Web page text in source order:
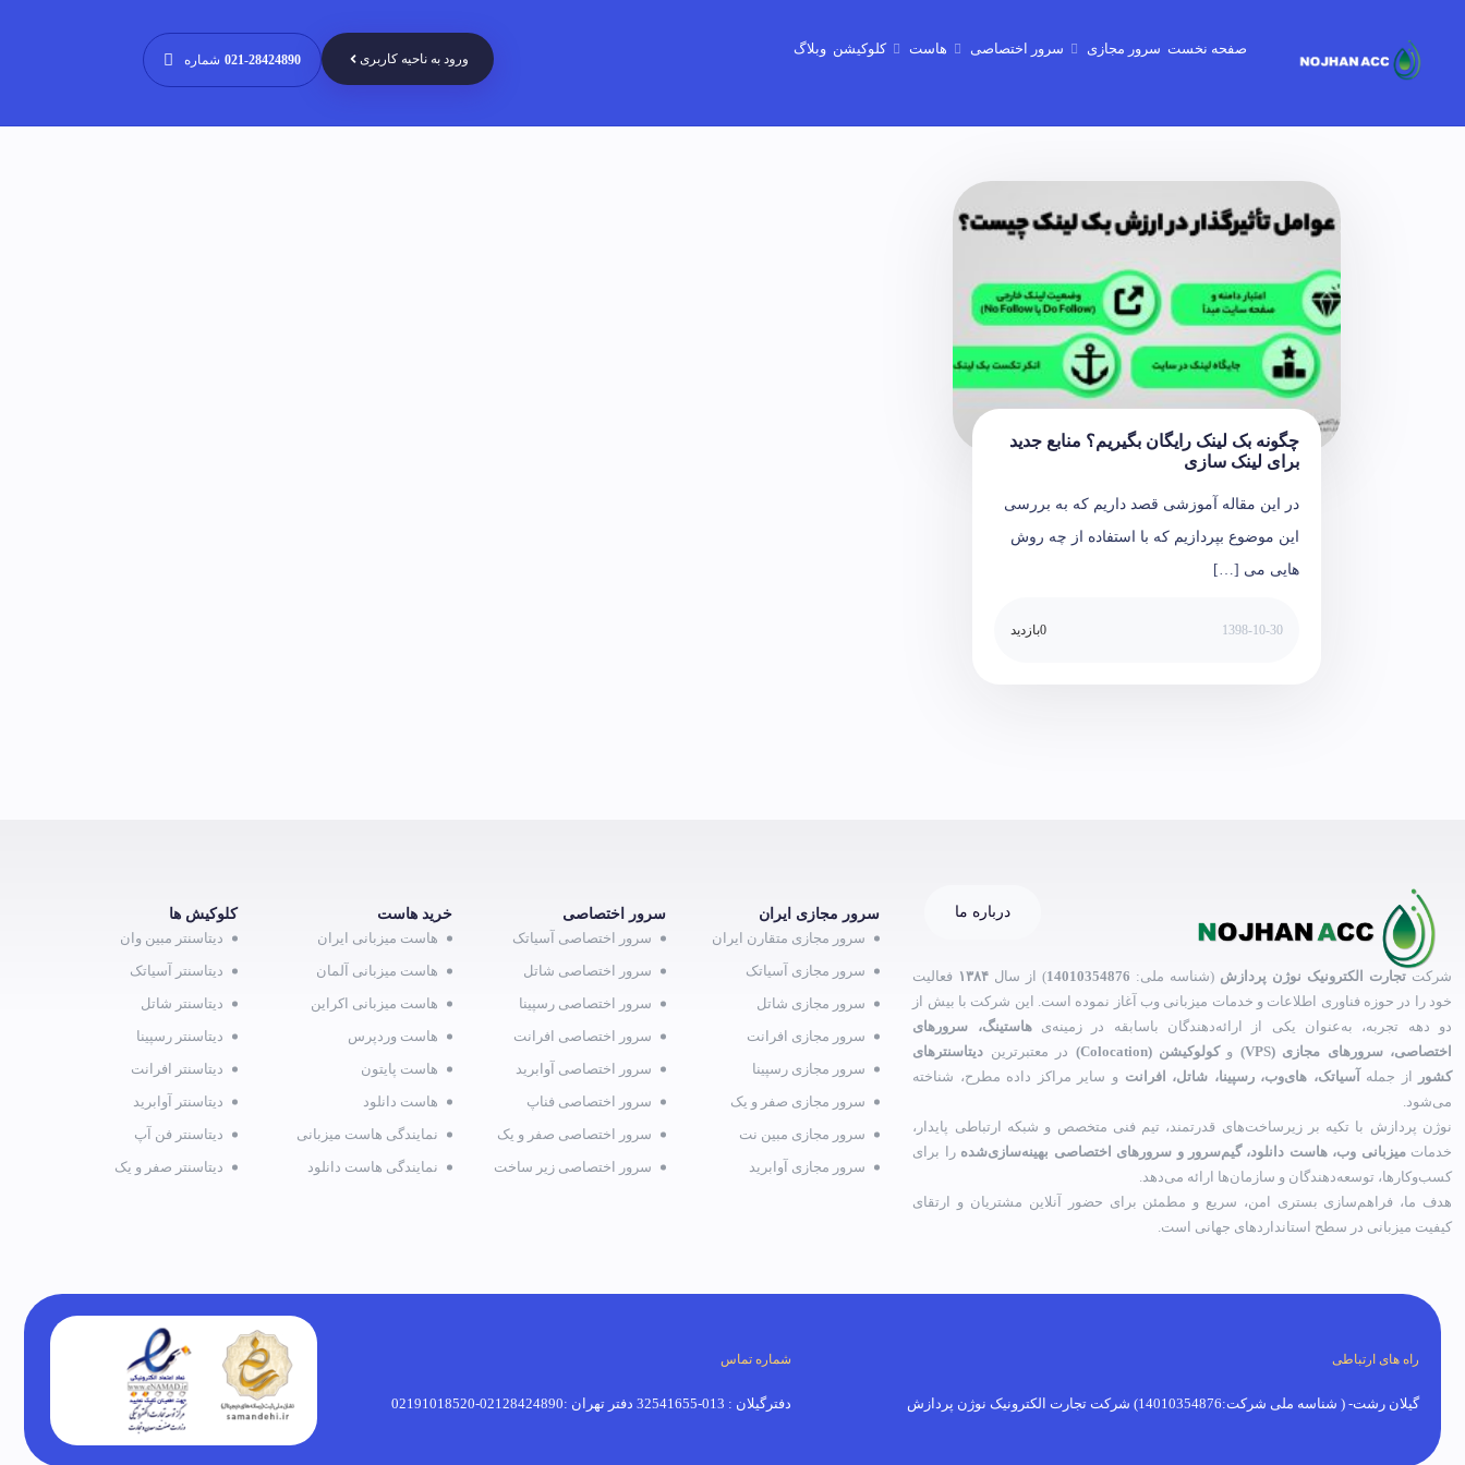
صفحه نخست سرور مجازی سرور اختصاصی هاست کلوکیشن وبلاگ
شماره 021-28424890 ورود به ناحیه کاربری
چگونه بک لینک رایگان بگیریم؟ منابع جدید
برای لینک سازی
در این مقاله آموزشی قصد داریم که به بررسی
این موضوع بپردازیم که با استفاده از چه روش
هایی می […]
1398-10-30
0بازدید
درباره ما
شرکت تجارت الکترونیک نوژن پردازش (شناسه ملی: 14010354876) از سال ۱۳۸۴ فعالیت
خود را در حوزه فناوری اطلاعات و خدمات میزبانی وب آغاز نموده است. این شرکت با بیش از
دو دهه تجربه، به‌عنوان یکی از ارائه‌دهندگان باسابقه در زمینه‌یهاستینگ، سرورهای
اختصاصی، سرورهای مجازی (VPS)
وکولوکیشن (Colocation) در معتبرترین دیتاسنترهای
کشور
از جمله آسیاتک، های‌وب، رسپینا، شاتل، افرانت و سایر مراکز داده مطرح، شناخته
می‌شود.
نوژن پردازش با تکیه بر زیرساخت‌های قدرتمند، تیم فنی متخصص و شبکه ارتباطی پایدار،
خدماتمیزبانی وب، هاست دانلود، گیم‌سرور و سرورهای اختصاصی بهینه‌سازی‌شده را برای
کسب‌وکارها، توسعه‌دهندگان و سازمان‌ها ارائه می‌دهد.
هدف ما، فراهم‌سازی بستری امن، سریع و مطمئن برای حضور آنلاین مشتریان و ارتقای
کیفیت میزبانی در سطح استانداردهای جهانی است.
سرور مجازی ایران
سرور مجازی متقارن ایران
سرور مجازی آسیاتک
سرور مجازی شاتل
سرور مجازی افرانت
سرور مجازی رسپینا
سرور مجازی صفر و یک
سرور مجازی مبین نت
سرور مجازی آوابرید
سرور اختصاصی
سرور اختصاصی آسیاتک
سرور اختصاصی شاتل
سرور اختصاصی رسپینا
سرور اختصاصی افرانت
سرور اختصاصی آوابرید
سرور اختصاصی فناپ
سرور اختصاصی صفر و یک
سرور اختصاصی زیر ساخت
خرید هاست
هاست میزبانی ایران
هاست میزبانی آلمان
هاست میزبانی اکراین
هاست وردپرس
هاست پایتون
هاست دانلود
نمایندگی هاست میزبانی
نمایندگی هاست دانلود
کلوکیش ها
دیتاسنتر مبین وان
دیتاسنتر آسیاتک
دیتاسنتر شاتل
دیتاسنتر رسپینا
دیتاسنتر افرانت
دیتاسنتر آوابرید
دیتاسنتر فن آپ
دیتاسنتر صفر و یک
راه های ارتباطی
گیلان رشت- ( شناسه ملی شرکت:14010354876) شرکت تجارت الکترونیک نوژن پردازش
شماره تماس
دفترگیلان : 013-32541655 دفتر تهران :02128424890-02191018520